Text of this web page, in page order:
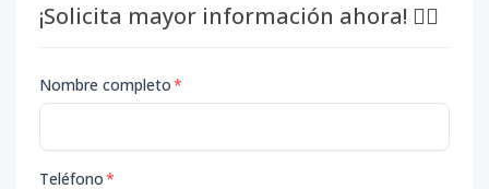
¡Solicita mayor información ahora! 👇🏽
Nombre completo*
Teléfono*